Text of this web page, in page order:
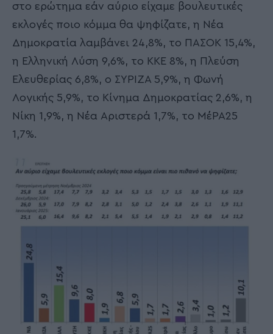
στο ερώτημα εάν αύριο είχαμε βουλευτικές
εκλογές ποιο κόμμα θα ψηφίζατε, η Νέα
Δημοκρατία λαμβάνει 24,8%, το ΠΑΣΟΚ 15,4%,
η Ελληνική Λύση 9,6%, το ΚΚΕ 8%, η Πλεύση
Ελευθερίας 6,8%, ο ΣΥΡΙΖΑ 5,9%, η Φωνή
Λογικής 5,9%, το Κίνημα Δημοκρατίας 2,6%, η
Νίκη 1,9%, η Νέα Αριστερά 1,7%, το ΜέΡΑ25
1,7%.